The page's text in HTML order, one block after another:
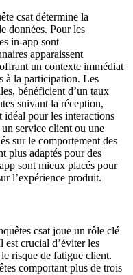
csat détermine la
données. Pour les
in-app sont
apparaissent
un contexte immédiat
à la participation. Les
bénéficient d’un taux
suivant la réception,
idéal pour les interactions
service client ou une
sur le comportement des
plus adaptés pour des
sont mieux placés pour
l’expérience produit.
csat joue un rôle clé
est crucial d’éviter les
risque de fatigue client.
comportant plus de trois